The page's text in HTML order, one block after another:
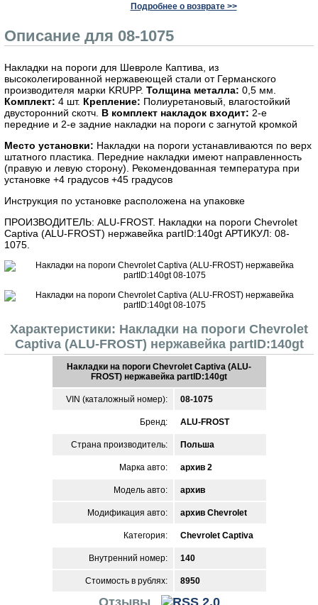
Подробнее о возврате >>
Описание для 08-1075
Накладки на пороги для Шевроле Каптива, из
высоколегированной нержавеющей стали от Германского
производителя марки KRUPP. Толщина металла: 0,5 мм.
Комплект: 4 шт. Крепление: Полиуретановый, влагостойкий
двусторонний скотч. В комплект накладок входит: 2-е
передние и 2-е задние накладки на пороги с загнутой кромкой
Место установки: Накладки на пороги устанавливаются по верх
штатного пластика. Передние накладки имеют направленность
(правую и левую сторону). Рекомендованная температура при
установке +4 градусов +45 градусов
Инструкция по установке расположена на упаковке
ПРОИЗВОДИТЕЛЬ: ALU-FROST. Накладки на пороги Chevrolet
Captiva (ALU-FROST) нержавейка partID:140gt АРТИКУЛ: 08-
1075.
Характеристики: Накладки на пороги Chevrolet
Captiva (ALU-FROST) нержавейка partID:140gt
Накладки на пороги Chevrolet Captiva (ALU-
FROST) нержавейка partID:140gt
VIN (каталожный номер): 08-1075
Бренд: ALU-FROST
Страна производитель: Польша
Марка авто: архив 2
Модель авто: архив
Модификация авто: архив Chevrolet
Категория: Chevrolet Captiva
Внутренний номер: 140
Стоимость в рублях: 8950
Отзывы